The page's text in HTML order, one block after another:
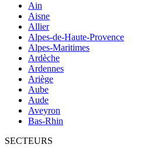
Ain
Aisne
Allier
Alpes-de-Haute-Provence
Alpes-Maritimes
Ardèche
Ardennes
Ariège
Aube
Aude
Aveyron
Bas-Rhin
SECTEURS